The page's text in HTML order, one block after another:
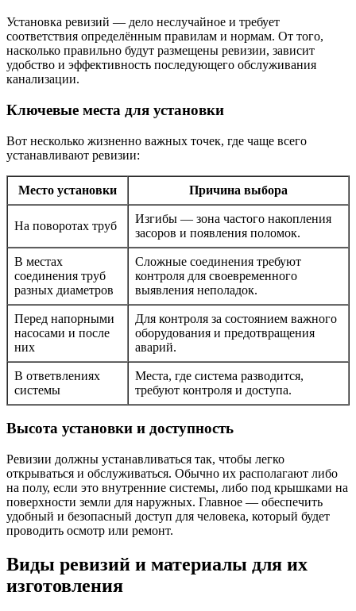
Установка ревизий — дело неслучайное и требует
соответствия определённым правилам и нормам. От того,
насколько правильно будут размещены ревизии, зависит
удобство и эффективность последующего обслуживания
канализации.
Ключевые места для установки
Вот несколько жизненно важных точек, где чаще всего
устанавливают ревизии:
Место установки Причина выбора
На поворотах труб
Изгибы — зона частого накопления
засоров и появления поломок.
В местах
соединения труб
разных диаметров
Сложные соединения требуют
контроля для своевременного
выявления неполадок.
Перед напорными
насосами и после
них
Для контроля за состоянием важного
оборудования и предотвращения
аварий.
В ответвлениях
системы
Места, где система разводится,
требуют контроля и доступа.
Высота установки и доступность
Ревизии должны устанавливаться так, чтобы легко
открываться и обслуживаться. Обычно их располагают либо
на полу, если это внутренние системы, либо под крышками на
поверхности земли для наружных. Главное — обеспечить
удобный и безопасный доступ для человека, который будет
проводить осмотр или ремонт.
Виды ревизий и материалы для их
изготовления